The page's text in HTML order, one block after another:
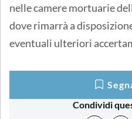
nelle camere mortuarie
dove rimarrà a
eventuali ulteriori
Condividi